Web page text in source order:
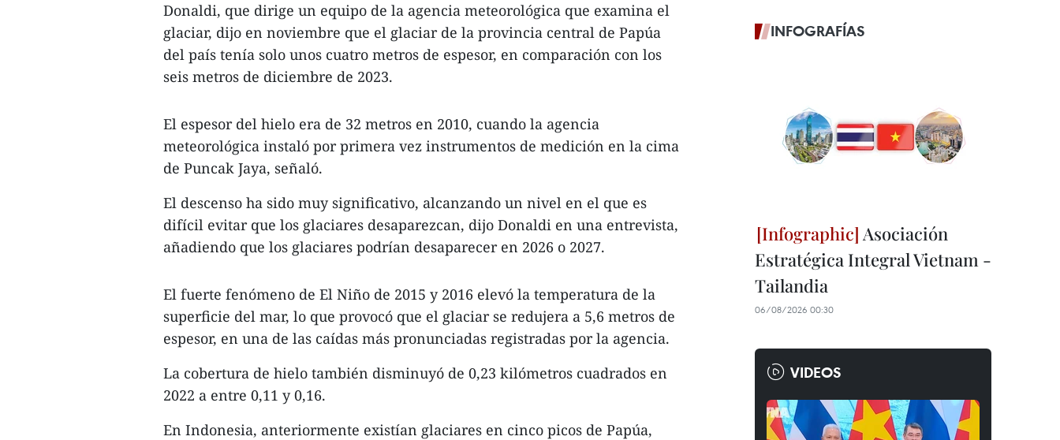
Donaldi, que dirige un equipo de la agencia meteorológica que examina el
glaciar, dijo en noviembre que el glaciar de la provincia central de Papúa
del país tenía solo unos cuatro metros de espesor, en comparación con los
seis metros de diciembre de 2023.
El espesor del hielo era de 32 metros en 2010, cuando la agencia
meteorológica instaló por primera vez instrumentos de medición en la cima
de Puncak Jaya, señaló.
El descenso ha sido muy significativo, alcanzando un nivel en el que es
difícil evitar que los glaciares desaparezcan, dijo Donaldi en una entrevista,
añadiendo que los glaciares podrían desaparecer en 2026 o 2027.
El fuerte fenómeno de El Niño de 2015 y 2016 elevó la temperatura de la
superficie del mar, lo que provocó que el glaciar se redujera a 5,6 metros de
espesor, en una de las caídas más pronunciadas registradas por la agencia.
La cobertura de hielo también disminuyó de 0,23 kilómetros cuadrados en
2022 a entre 0,11 y 0,16.
En Indonesia, anteriormente existían glaciares en cinco picos de Papúa,
INFOGRAFÍAS
Asociación
Estratégica Integral Vietnam -
Tailandia
06/08/2026 00:30
VIDEOS